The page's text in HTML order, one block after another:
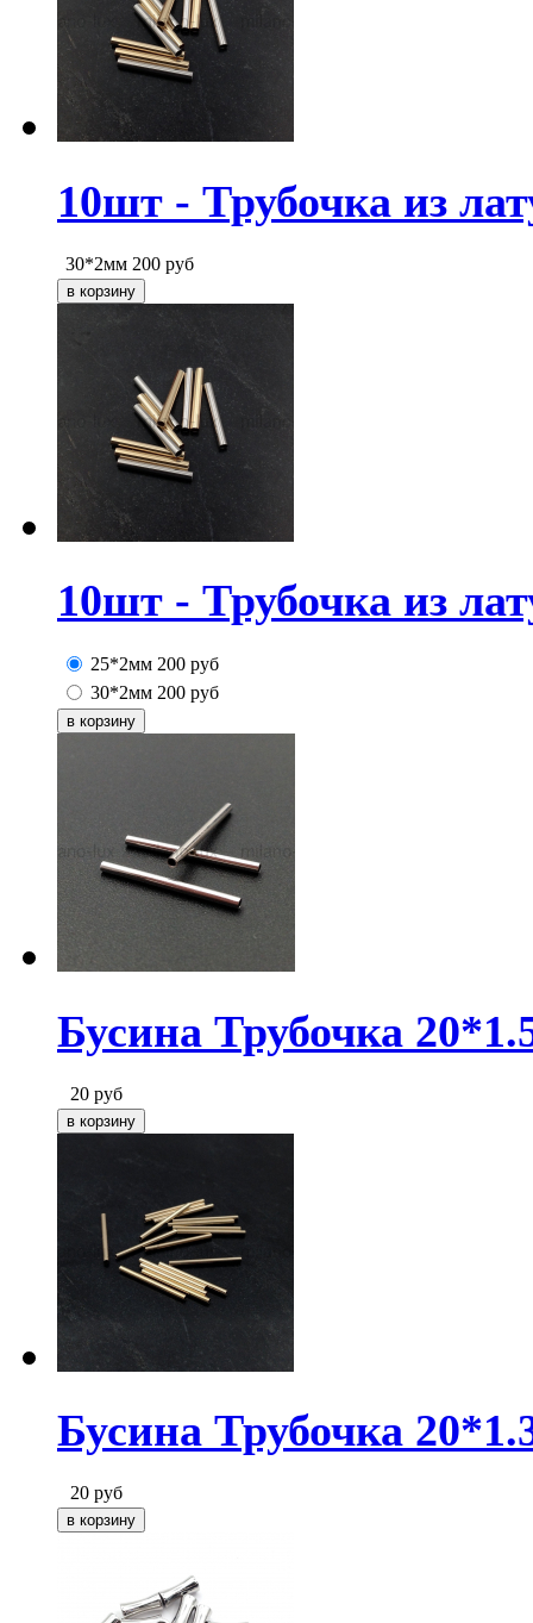
10шт - Трубочка из
30*2мм 200 руб
10шт - Трубочка из
25*2мм 200 руб
30*2мм 200 руб
Бусина Трубочка
20 руб
Бусина Трубочка
20 руб